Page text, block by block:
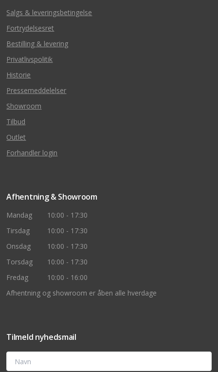
Salgs & leveringsbetingelse
Fortrydelsesret
Bestilling & levering
Privatlivspolitik
Historie
Pressemeddelelser
Showroom
Tilbud
Outlet
Forhandler login
Afhentning & Showroom
Mandag
10:00 - 17:30
Tirsdag
10:00 - 17:30
Onsdag
10:00 - 17:30
Torsdag
10:00 - 17:30
Fredag
10:00 - 16:00
Afhentning og showroom er åben alle hverdage
Tilmeld nyhedsmail
Navn